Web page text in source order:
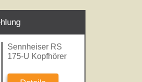
Sennheiser RS
175-U Kopfhörer